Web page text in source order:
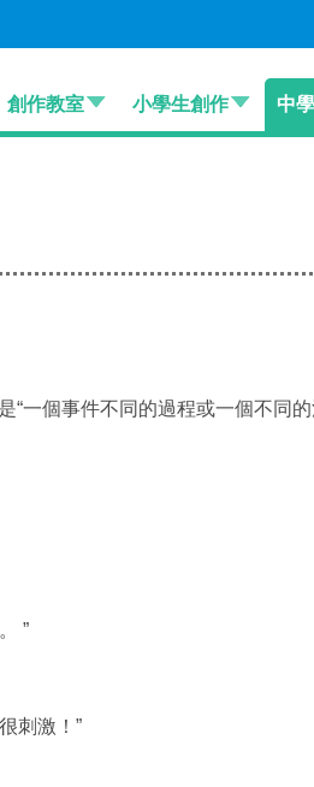
創作教室 小學生創作 中
一個事件不同的過程或一個不同
”
刺激！”